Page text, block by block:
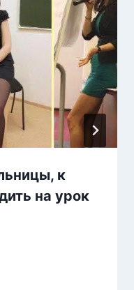
к
на урок